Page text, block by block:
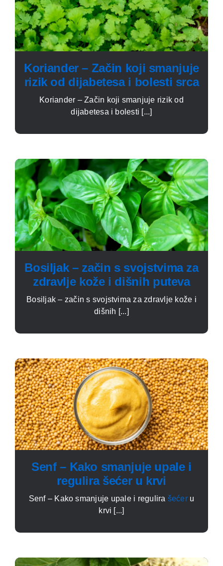
Koriander – Začin koji smanjuje
rizik od dijabetesa i bolesti srca
Koriander – Začin koji smanjuje rizik od
dijabetesa i bolesti [...]
Bosiljak – začin s svojstvima za
zdravlje kože i dišnih puteva
Bosiljak – začin s svojstvima za zdravlje kože i
dišnih [...]
Senf – Kako smanjuje upale i
regulira šećer u krvi
Senf – Kako smanjuje upale i regulira šećeru
krvi [...]